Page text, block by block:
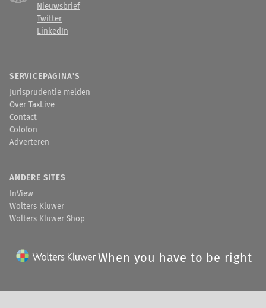
Nieuwsbrief
Twitter
LinkedIn
SERVICEPAGINA'S
Jurisprudentie melden
Over TaxLive
Contact
Colofon
Adverteren
ANDERE SITES
InView
Wolters Kluwer
Wolters Kluwer Shop
When you have to be right